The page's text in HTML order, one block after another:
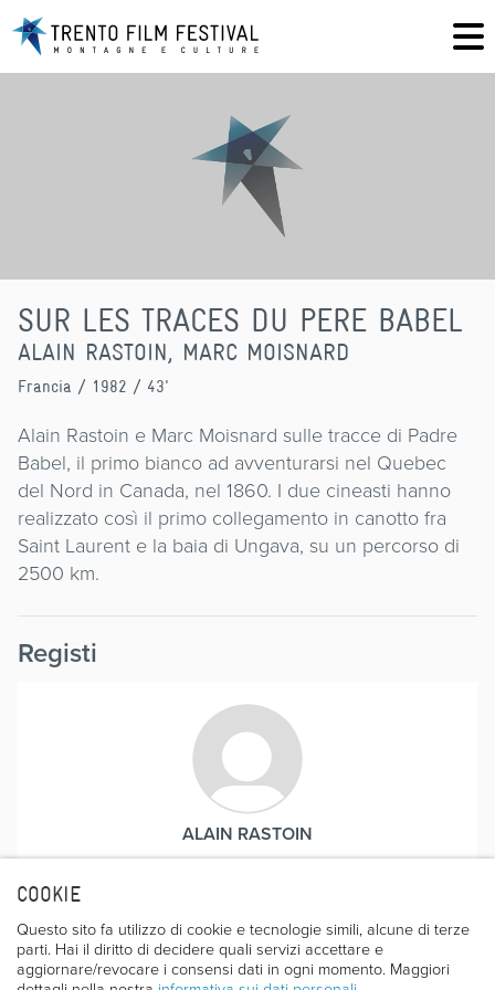
COOKIE
Questo sito fa utilizzo di cookie e tecnologie simili, alcune di terze
parti. Hai il diritto di decidere quali servizi accettare e
aggiornare/revocare i consensi dati in ogni momento. Maggiori
SUR LES TRACES DU PERE BABEL
ALAIN RASTOIN, MARC MOISNARD
Francia / 1982 / 43'
Alain Rastoin e Marc Moisnard sulle tracce di Padre
Babel, il primo bianco ad avventurarsi nel Quebec
del Nord in Canada, nel 1860. I due cineasti hanno
realizzato così il primo collegamento in canotto fra
Saint Laurent e la baia di Ungava, su un percorso di
2500 km.
Registi
ALAIN RASTOIN